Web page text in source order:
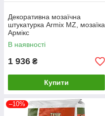
Декоративна мозаїчна
штукатурка Armix MZ, мозаїка
Армікс
В наявності
1 936 ₴
Купити
–10%